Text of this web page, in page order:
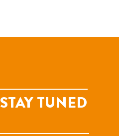
STAY TUNED